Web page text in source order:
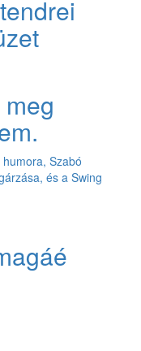
Szabó
és a Swing